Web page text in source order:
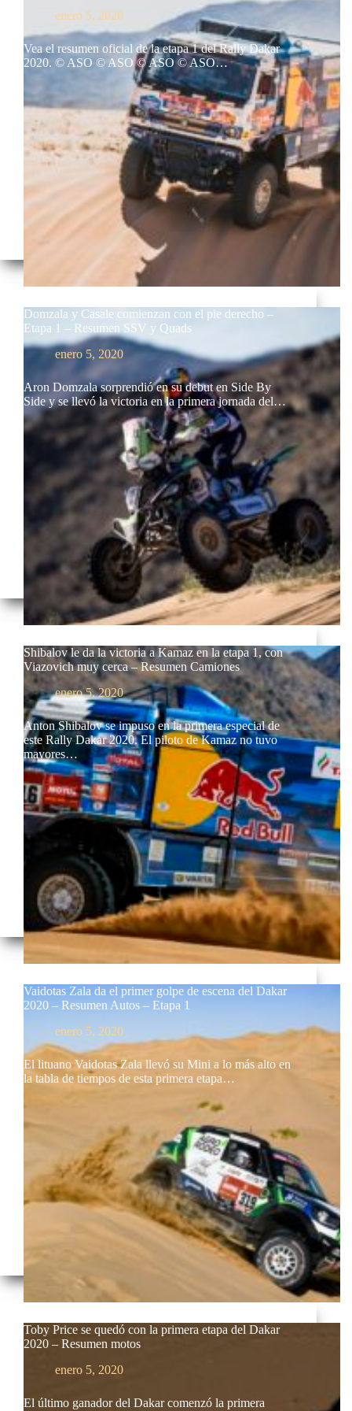
enero 5, 2020
Vea el resumen oficial de la etapa 1 del Rally Dakar
2020. © ASO © ASO © ASO © ASO…
Domzala y Casale comienzan con el pie derecho –
Etapa 1 – Resumen SSV y Quads
enero 5, 2020
Aron Domzala sorprendió en su debut en Side By
Side y se llevó la victoria en la primera jornada del…
Shibalov le da la victoria a Kamaz en la etapa 1, con
Viazovich muy cerca – Resumen Camiones
enero 5, 2020
Anton Shibalov se impuso en la primera especial de
este Rally Dakar 2020. El piloto de Kamaz no tuvo
mayores…
Vaidotas Zala da el primer golpe de escena del Dakar
2020 – Resumen Autos – Etapa 1
enero 5, 2020
El lituano Vaidotas Zala llevó su Mini a lo más alto en
la tabla de tiempos de esta primera etapa…
Toby Price se quedó con la primera etapa del Dakar
2020 – Resumen motos
enero 5, 2020
El último ganador del Dakar comenzó la primera